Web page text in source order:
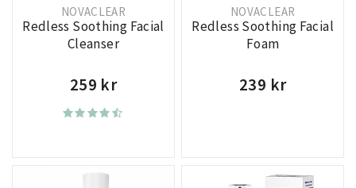
NOVACLEAR
Redless Soothing Facial
Cleanser
259 kr
NOVACLEAR
Redless Soothing Facial
Foam
239 kr